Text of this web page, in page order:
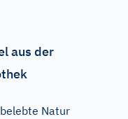
aus der
Natur